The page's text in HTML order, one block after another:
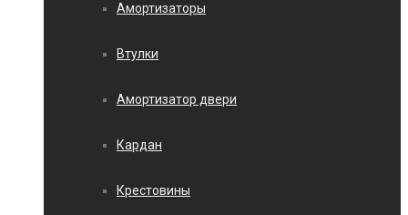
Амортизаторы
Втулки
Амортизатор двери
Кардан
Крестовины